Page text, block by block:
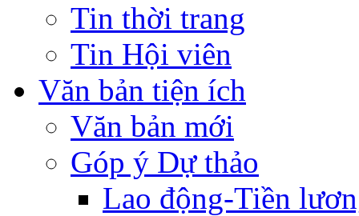
Tin thời trang
Tin Hội viên
Văn bản tiện ích
Văn bản mới
Góp ý Dự thảo
Lao động-Tiền